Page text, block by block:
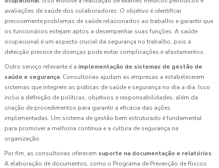
avaliações de saúde dos colaboradores. O objetivo é identificar
precocemente problemas de saúde relacionados ao trabalho e garantir que
os funcionários estejam aptos a desempenhar suas funções. A saúde
ocupacional é um aspecto crucial da segurança no trabalho, pois a
detecção precoce de doenças pode evitar complicações e afastamentos.
Outro serviço relevante é a implementação de sistemas de gestão de
saúde e segurança. Consultorias ajudam as empresas a estabelecerem
sistemas que integrem as práticas de saúde e segurança no dia a dia. Isso
inclui a definição de políticas, objetivos e responsabilidades, além da
criação de procedimentos para garantir a eficácia das ações
implementadas. Um sistema de gestão bem estruturado é fundamental
para promover a melhoria contínua e a cultura de segurança na
organização.
Por fim, as consultorias oferecem suporte na documentação e relatórios.
A elaboração de documentos, como o Programa de Prevenção de Riscos